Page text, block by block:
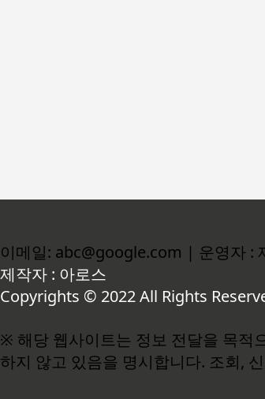
이메일: abc@google.com | 운영자 :
제작자 : 아로스
Copyrights © 2022 All Rights
※ 해당 웹사이트는 정보 전달을 목적
하지 않고 있음을 명시합니다. 조회,